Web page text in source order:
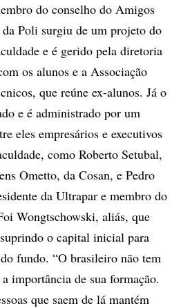
do conselho do Amigos
Poli surgiu de um projeto do
e é gerido pela diretoria
os alunos e a Associação
que reúne ex-alunos. Já o
e é administrado por um
eles empresários e executivos
como Roberto Setubal,
Ometto, da Cosan, e Pedro
da Ultrapar e membro do
Wongtschowski, aliás, que
o capital inicial para
fundo. “O brasileiro não tem
importância de sua formação.
que saem de lá mantém